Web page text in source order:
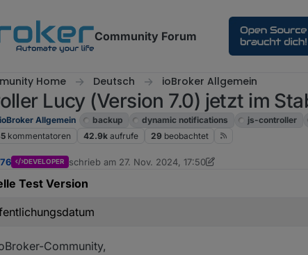
Community Forum
Home Deutsch ioBroker Allgemein
Lucy (Version 7.0) jetzt im
ioBroker Allgemein backup dynamic notifications js-controller
kommentatoren 42.9k aufrufe 29 beobachtet
DEVELOPER schrieb am 27. Nov. 2024, 17:50
zuletzt editiert von foxriver76
Test Version
Community,